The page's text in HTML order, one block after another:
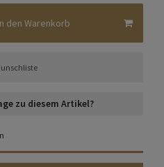
den Warenkorb
zu diesem Artikel?